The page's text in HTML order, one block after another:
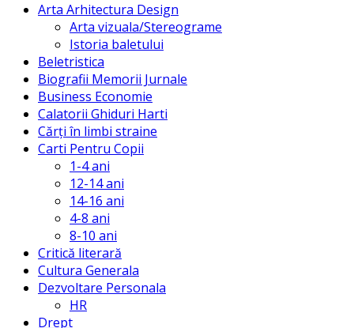
Arta Arhitectura Design
Arta vizuala/Stereograme
Istoria baletului
Beletristica
Biografii Memorii Jurnale
Business Economie
Calatorii Ghiduri Harti
Cărți în limbi straine
Carti Pentru Copii
1-4 ani
12-14 ani
14-16 ani
4-8 ani
8-10 ani
Critică literară
Cultura Generala
Dezvoltare Personala
HR
Drept